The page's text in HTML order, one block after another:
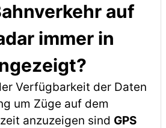
auf
immer in
Verfügbarkeit der Daten
um Züge auf dem
anzuzeigen sind GPS